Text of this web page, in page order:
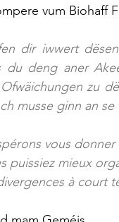
vum Biohaff
dir iwwert
du deng aner
zu
musse ginn an
vous
puissiez mieux
à court